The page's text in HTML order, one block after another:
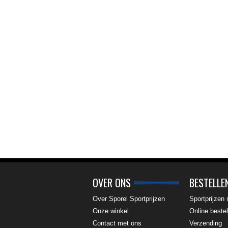
OVER ONS
Over Sporel Sportprijzen
Onze winkel
Contact met ons
Sportprijzen
Online
Verzending